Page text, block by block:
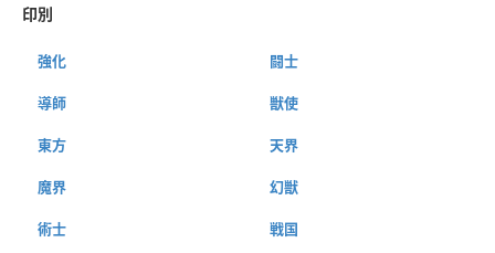
印別
強化 闘士
導師 獣使
東方 天界
魔界 幻獣
術士 戦国